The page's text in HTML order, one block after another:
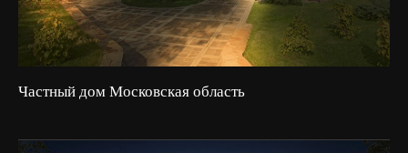
Частный дом Московская область